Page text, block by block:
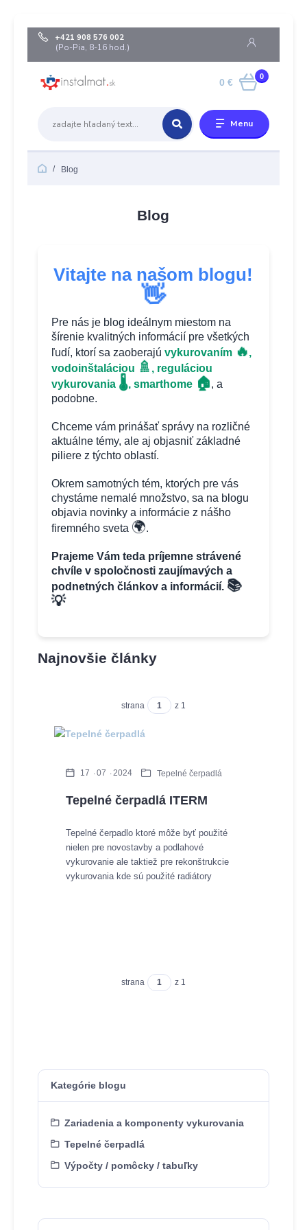
Menu
+421 908 576 002
(Po-Pia, 8-16 hod.)
0
0 €
Blog
Kategórie blogu
Zariadenia a komponenty vykurovania
Tepelné čerpadlá
Výpočty / pomôcky / tabuľky
Blog
Vitajte na našom blogu!
👋
Pre nás je blog ideálnym miestom na
šírenie kvalitných informácií pre všetkých
ľudí, ktorí sa zaoberajú vykurovaním 🔥,
vodoinštaláciou 🚿, reguláciou
vykurovania 🌡️, smarthome 🏠, a
podobne.
Chceme vám prinášať správy na rozličné
aktuálne témy, ale aj objasniť základné
piliere z týchto oblastí.
Okrem samotných tém, ktorých pre vás
chystáme nemalé množstvo, sa na blogu
objavia novinky a informácie z nášho
firemného sveta 🌍.
Prajeme Vám teda príjemne strávené
chvíle v spoločnosti zaujímavých a
podnetných článkov a informácií. 📚
💡
Najnovšie články
strana z 1
Tepelné čerpadlá ITERM
17 07 2024 Tepelné čerpadlá
Tepelné čerpadlo ktoré môže byť použité
nielen pre novostavby a podlahové
vykurovanie ale taktiež pre rekonštrukcie
vykurovania kde sú použité radiátory
strana z 1